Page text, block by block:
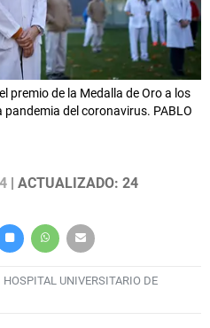
premio de la Medalla de Oro a los
del coronavirus. PABLO
| ACTUALIZADO: 24
HOSPITAL UNIVERSITARIO DE